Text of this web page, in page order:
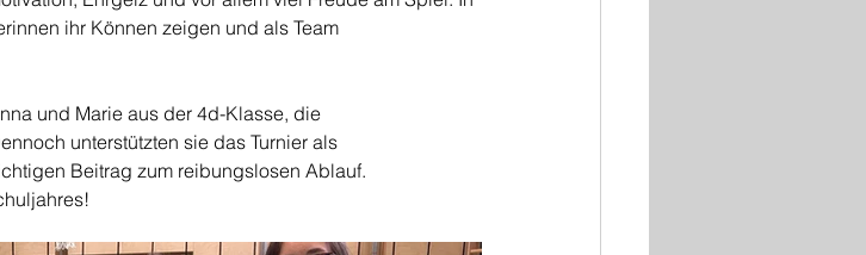
ihr Können zeigen und als Team
und Marie aus der 4d-Klasse, die
unterstützten sie das Turnier als
Beitrag zum reibungslosen Ablauf.